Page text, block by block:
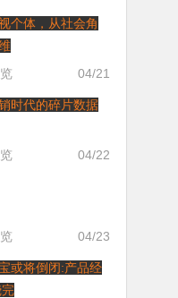
个体，从社会角
04/21
时代的碎片数据
04/22
04/23
或将倒闭:产品经